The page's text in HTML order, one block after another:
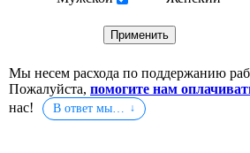
Мы несем расхода по поддержанию
Пожалуйста, помогите нам
нас!
В ответ мы…